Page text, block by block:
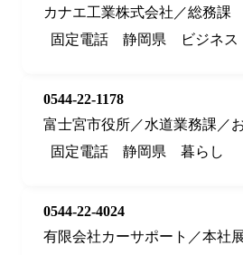
カナエ工業株式会社／総務課
固定電話
静岡県 ビジネス
0544-22-1178
富士宮市役所／水道業務課／
固定電話
静岡県 暮らし
0544-22-4024
有限会社カーサポート／本社